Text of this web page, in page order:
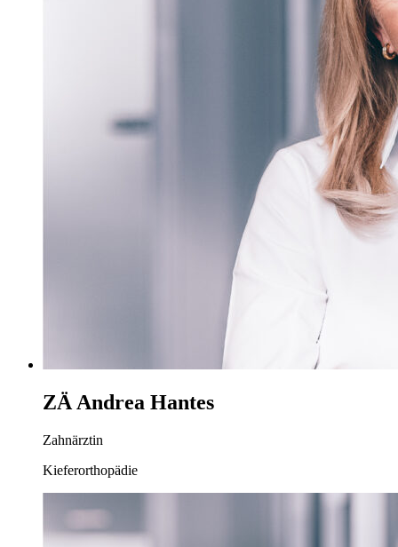
ZÄ Andrea Hantes
Zahnärztin
Kieferorthopädie